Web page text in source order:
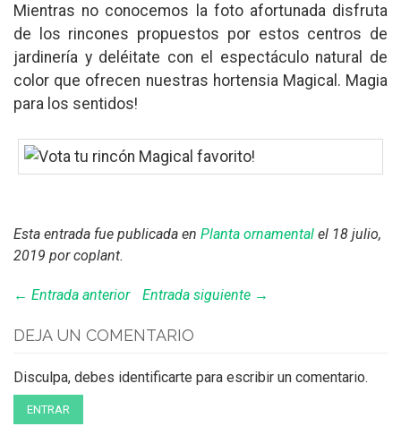
Mientras no conocemos la foto afortunada disfruta
de los rincones propuestos por estos centros de
jardinería y deléitate con el espectáculo natural de
color que ofrecen nuestras hortensia Magical. Magia
para los sentidos!
Esta entrada fue publicada en Planta ornamental el 18 julio,
2019 por coplant.
← Entrada anterior Entrada siguiente →
DEJA UN COMENTARIO
Disculpa, debes identificarte para escribir un comentario.
ENTRAR